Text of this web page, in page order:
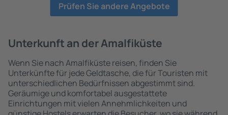
Prüfen Sie andere Angebote
Unterkunft an der Amalfiküste
Wenn Sie nach Amalfiküste reisen, finden Sie
Unterkünfte für jede Geldtasche, die für Touristen mit
unterschiedlichen Bedürfnissen abgestimmt sind.
Geräumige und komfortabel ausgestattete
Einrichtungen mit vielen Annehmlichkeiten und